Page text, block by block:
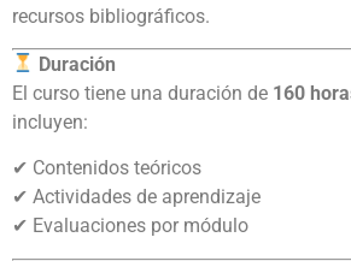
recursos bibliográficos.
Duración
El curso tiene una duración de 160
incluyen:
✔ Contenidos teóricos
✔ Actividades de aprendizaje
✔ Evaluaciones por módulo